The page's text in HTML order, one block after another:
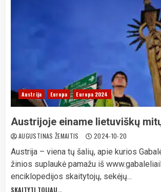
Austrija Europa Europa 2024
Austrijoje einame lietuviškų
AUGUSTINAS ŽEMAITIS 2024-10-20
Austrija – viena tų šalių, apie kurios
žinios suplaukė pamažu iš
enciklopedijos skaitytojų, sekėjų...
SKAITYTI TOLIAU...